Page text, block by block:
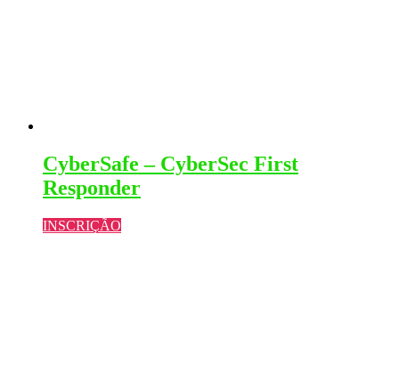
CyberSafe – CyberSec First
Responder
INSCRIÇÃO